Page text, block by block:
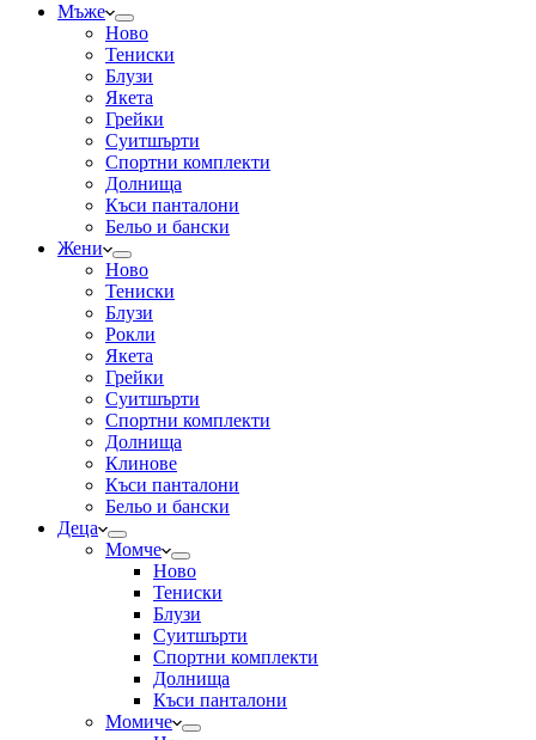
Мъже
Ново
Тениски
Блузи
Якета
Грейки
Суитшърти
Спортни комплекти
Долнища
Къси панталони
Бельо и бански
Жени
Ново
Тениски
Блузи
Рокли
Якета
Грейки
Суитшърти
Спортни комплекти
Долнища
Клинове
Къси панталони
Бельо и бански
Деца
Момче
Ново
Тениски
Блузи
Суитшърти
Спортни комплекти
Долнища
Къси панталони
Момиче